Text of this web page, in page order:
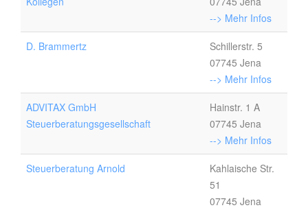
--> Mehr Infos
D. Brammertz
Schillerstr. 5
07745 Jena
--> Mehr Infos
ADVITAX GmbH
Steuerberatungsgesellschaft
Hainstr. 1 A
07745 Jena
--> Mehr Infos
Steuerberatung Arnold
Kahlaische Str.
51
07745 Jena